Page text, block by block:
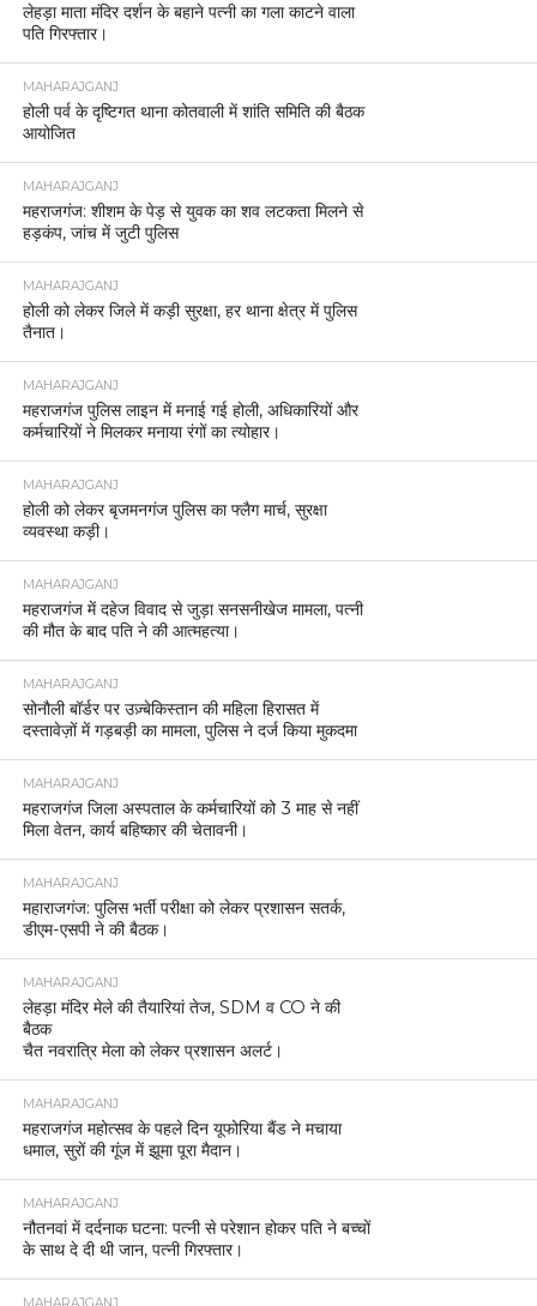
लेहड़ा माता मंदिर दर्शन के बहाने पत्नी का गला काटने वाला
पति गिरफ्तार।
MAHARAJGANJ
होली पर्व के दृष्टिगत थाना कोतवाली में शांति समिति की बैठक
आयोजित
MAHARAJGANJ
महराजगंज: शीशम के पेड़ से युवक का शव लटकता मिलने से
हड़कंप, जांच में जुटी पुलिस
MAHARAJGANJ
होली को लेकर जिले में कड़ी सुरक्षा, हर थाना क्षेत्र में पुलिस
तैनात।
MAHARAJGANJ
महराजगंज पुलिस लाइन में मनाई गई होली, अधिकारियों और
कर्मचारियों ने मिलकर मनाया रंगों का त्योहार।
MAHARAJGANJ
होली को लेकर बृजमनगंज पुलिस का फ्लैग मार्च, सुरक्षा
व्यवस्था कड़ी।
MAHARAJGANJ
महराजगंज में दहेज विवाद से जुड़ा सनसनीखेज मामला, पत्नी
की मौत के बाद पति ने की आत्महत्या।
MAHARAJGANJ
सोनौली बॉर्डर पर उज़्बेकिस्तान की महिला हिरासत में
दस्तावेज़ों में गड़बड़ी का मामला, पुलिस ने दर्ज किया मुकदमा
MAHARAJGANJ
महराजगंज जिला अस्पताल के कर्मचारियों को 3 माह से नहीं
मिला वेतन, कार्य बहिष्कार की चेतावनी।
MAHARAJGANJ
महाराजगंज: पुलिस भर्ती परीक्षा को लेकर प्रशासन सतर्क,
डीएम-एसपी ने की बैठक।
MAHARAJGANJ
लेहड़ा मंदिर मेले की तैयारियां तेज, SDM व CO ने की
बैठक
चैत नवरात्रि मेला को लेकर प्रशासन अलर्ट।
MAHARAJGANJ
महराजगंज महोत्सव के पहले दिन यूफोरिया बैंड ने मचाया
धमाल, सुरों की गूंज में झूमा पूरा मैदान।
MAHARAJGANJ
नौतनवां में दर्दनाक घटना: पत्नी से परेशान होकर पति ने बच्चों
के साथ दे दी थी जान, पत्नी गिरफ्तार।